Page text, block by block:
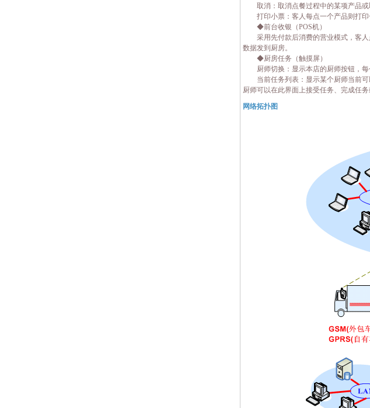
取消：取消点餐过程中的某项产品或
打印小票：客人每点一个产品则打印
◆前台收银（POS机）
采用先付款后消费的营业模式，客人
数据发到厨房。
◆厨房任务（触摸屏）
厨师切换：显示本店的厨师按钮，每
当前任务列表：显示某个厨师当前可
厨师可以在此界面上接受任务、完成任
网络拓扑图